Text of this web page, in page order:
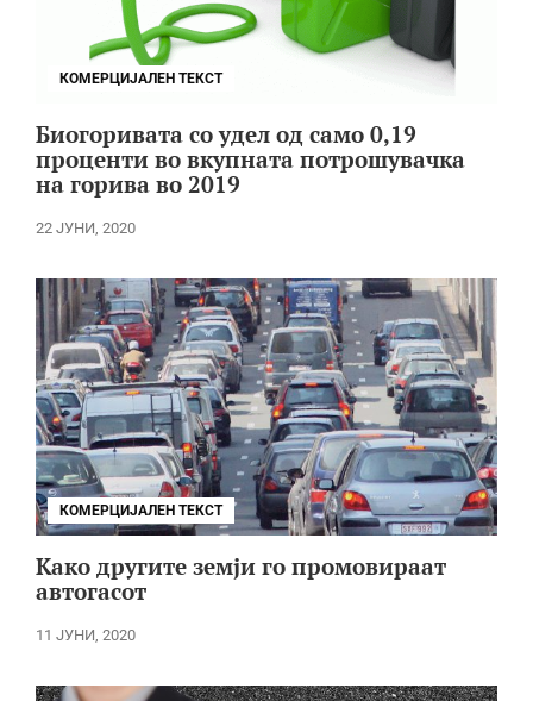
КОМЕРЦИЈАЛЕН ТЕКСТ
Биогоривата со удел од само 0,19
проценти во вкупната потрошувачка
на горива во 2019
22 ЈУНИ, 2020
КОМЕРЦИЈАЛЕН ТЕКСТ
Како другите земји го промовираат
автогасот
11 ЈУНИ, 2020